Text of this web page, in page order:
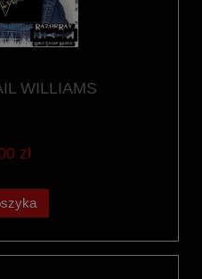
WILLIAMS
zł